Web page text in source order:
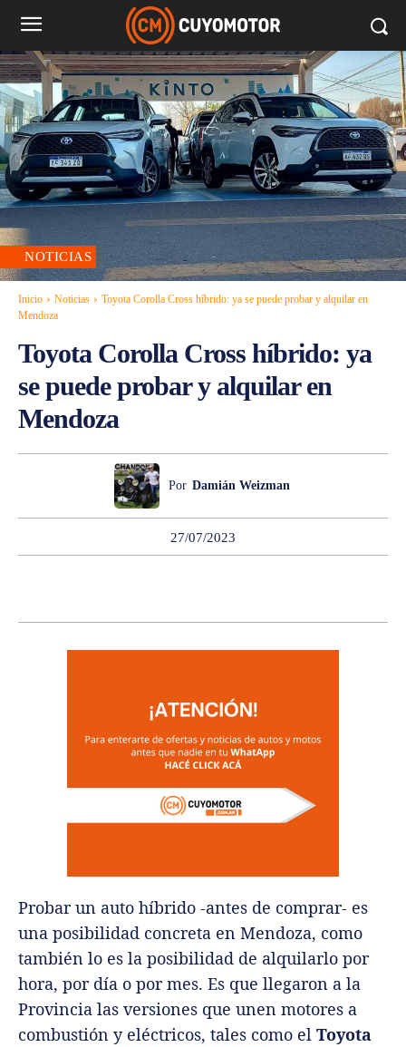
NOTICIAS
Inicio Noticias
Toyota Corolla Cross híbrido: ya se puede probar y alquilar en
Mendoza
Toyota Corolla Cross híbrido: ya
se puede probar y alquilar en
Mendoza
Por Damián Weizman
27/07/2023
Probar un auto híbrido -antes de comprar- es
una posibilidad concreta en Mendoza, como
también lo es la posibilidad de alquilarlo por
hora, por día o por mes. Es que llegaron a la
Provincia las versiones que unen motores a
combustión y eléctricos, tales como el Toyota